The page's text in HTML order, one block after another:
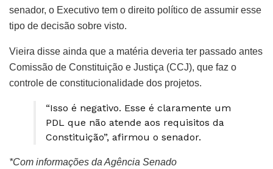
senador, o Executivo tem o direito político de assumir esse
tipo de decisão sobre visto.
Vieira disse ainda que a matéria deveria ter passado antes
Comissão de Constituição e Justiça (CCJ), que faz o
controle de constitucionalidade dos projetos.
“Isso é negativo. Esse é claramente um
PDL que não atende aos requisitos da
Constituição”, afirmou o senador.
*Com informações da Agência Senado